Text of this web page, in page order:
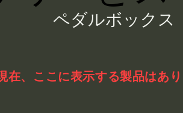
ペダルボックス
在、ここに表示する製品はあり